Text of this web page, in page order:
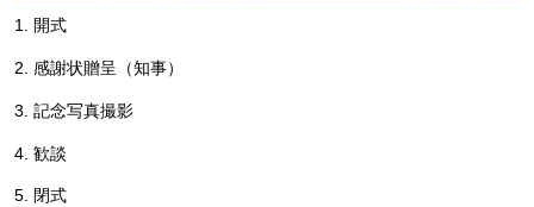
開式
感謝状贈呈（知事）
記念写真撮影
歓談
閉式